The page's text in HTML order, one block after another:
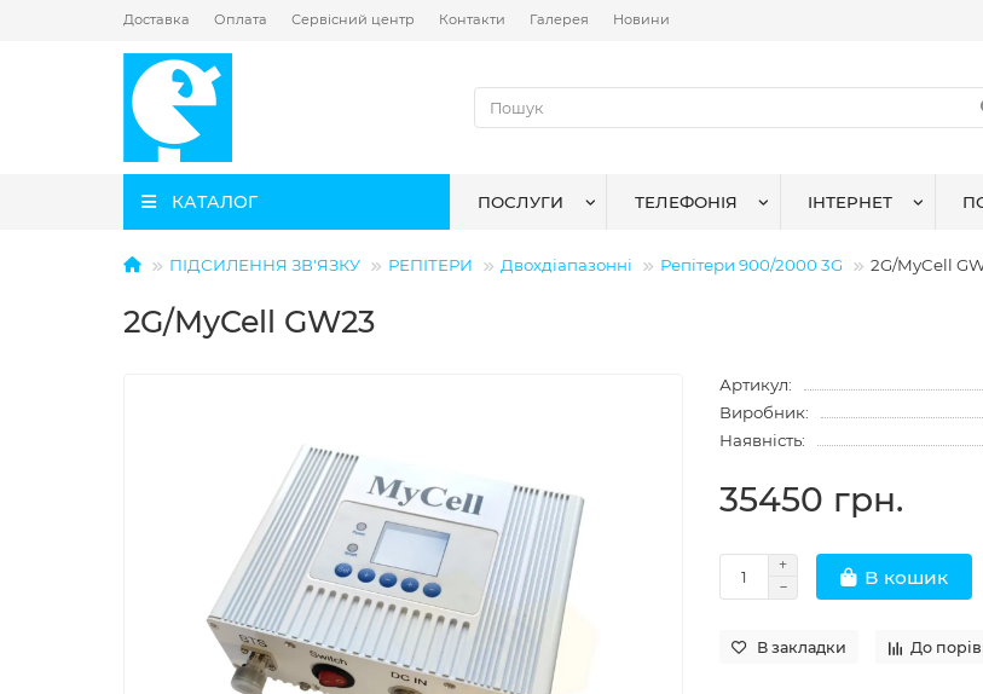
Доставка Оплата Сервісний центр Контакти Галерея Новини
КАТАЛОГ ПОСЛУГИ ТЕЛЕФОНІЯ ІНТЕРНЕТ
ПІДСИЛЕННЯ ЗВ'ЯЗКУ РЕПІТЕРИ Двохдіапазонні Репітери 900/2000 3G 2G/MyCell
2G/MyCell GW23
Артикул:
Виробник:
Наявність:
35450 грн.
В кошик
В закладки До